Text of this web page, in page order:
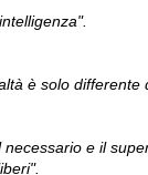
è solo differente
e il